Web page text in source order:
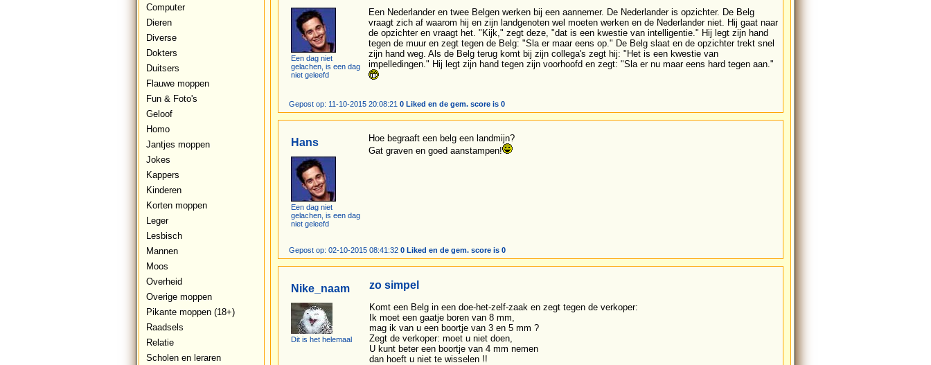
Computer
Dieren
Diverse
Dokters
Duitsers
Flauwe moppen
Fun & Foto's
Geloof
Homo
Jantjes moppen
Jokes
Kappers
Kinderen
Korten moppen
Leger
Lesbisch
Mannen
Moos
Overheid
Overige moppen
Pikante moppen (18+)
Raadsels
Relatie
Scholen en leraren
Een dag niet
gelachen, is een dag
niet geleefd
Een Nederlander en twee Belgen werken bij een aannemer. De Nederlander is opzichter. De Belg
vraagt zich af waarom hij en zijn landgenoten wel moeten werken en de Nederlander niet. Hij gaat naar
de opzichter en vraagt het. "Kijk," zegt deze, "dat is een kwestie van intelligentie." Hij legt zijn hand
tegen de muur en zegt tegen de Belg: "Sla er maar eens op." De Belg slaat en de opzichter trekt snel
zijn hand weg. Als de Belg terug komt bij zijn collega's zegt hij: "Het is een kwestie van
impelledingen." Hij legt zijn hand tegen zijn voorhoofd en zegt: "Sla er nu maar eens hard tegen aan."
Gepost op: 11-10-2015 20:08:21 0 Liked en de gem. score is 0
Hans
Een dag niet
gelachen, is een dag
niet geleefd
Hoe begraaft een belg een landmijn?
Gat graven en goed aanstampen!
Gepost op: 02-10-2015 08:41:32 0 Liked en de gem. score is 0
Nike_naam
Dit is het helemaal
zo simpel
Komt een Belg in een doe-het-zelf-zaak en zegt tegen de verkoper:
Ik moet een gaatje boren van 8 mm,
mag ik van u een boortje van 3 en 5 mm ?
Zegt de verkoper: moet u niet doen,
U kunt beter een boortje van 4 mm nemen
dan hoeft u niet te wisselen !!